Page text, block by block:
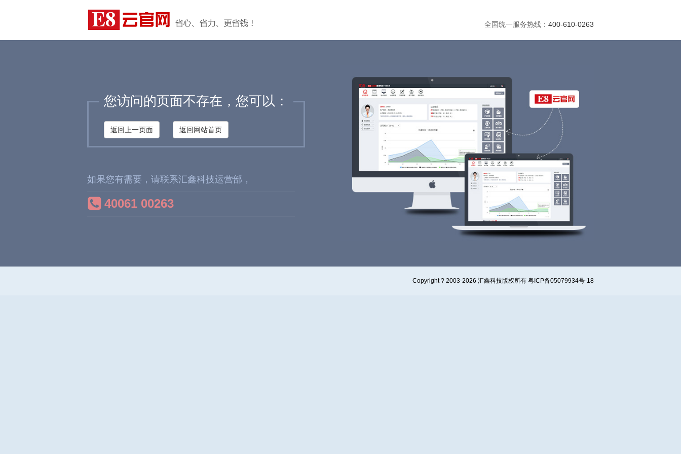
全国统一服务热线： 400-610-0263
您访问的页面不存在，您可以：
返回上一页面 返回网站首页
如果您有需要，请联系汇鑫科技运营部，
40061 00263
Copyright ? 2003-2026 汇鑫科技版权所有 粤ICP备05079934号-18